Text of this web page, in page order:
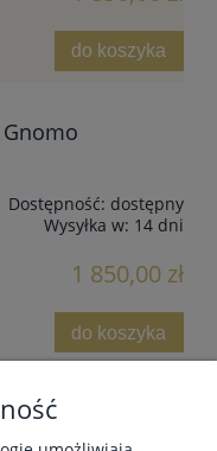
do koszyka
Dostępność: dostępny
Wysyłka w: 14 dni
1 850,00 zł
do koszyka